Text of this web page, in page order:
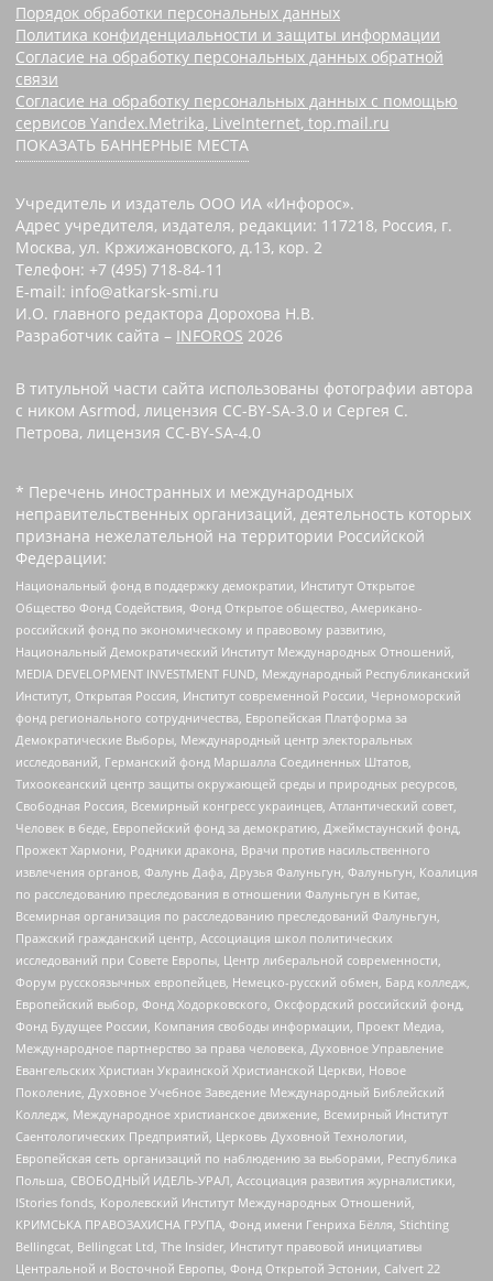
Порядок обработки персональных данных
Политика конфиденциальности и защиты информации
Согласие на обработку персональных данных обратной
связи
Согласие на обработку персональных данных с помощью
сервисов Yandex.Metrika, LiveInternet, top.mail.ru
ПОКАЗАТЬ БАННЕРНЫЕ МЕСТА
Учредитель и издатель ООО ИА «Инфорос».
Адрес учредителя, издателя, редакции: 117218, Россия, г.
Москва, ул. Кржижановского, д.13, кор. 2
Телефон: +7 (495) 718-84-11
E-mail: info@atkarsk-smi.ru
И.О. главного редактора Дорохова Н.В.
Разработчик сайта – INFOROS 2026
В титульной части сайта использованы фотографии автора
с ником Asrmod, лицензия CC-BY-SA-3.0 и Сергея С.
Петрова, лицензия CC-BY-SA-4.0
* Перечень иностранных и международных
неправительственных организаций, деятельность которых
признана нежелательной на территории Российской
Федерации:
Национальный фонд в поддержку демократии, Институт Открытое
Общество Фонд Содействия, Фонд Открытое общество, Американо-
российский фонд по экономическому и правовому развитию,
Национальный Демократический Институт Международных Отношений,
MEDIA DEVELOPMENT INVESTMENT FUND, Международный Республиканский
Институт, Открытая Россия, Институт современной России, Черноморский
фонд регионального сотрудничества, Европейская Платформа за
Демократические Выборы, Международный центр электоральных
исследований, Германский фонд Маршалла Соединенных Штатов,
Тихоокеанский центр защиты окружающей среды и природных ресурсов,
Свободная Россия, Всемирный конгресс украинцев, Атлантический совет,
Человек в беде, Европейский фонд за демократию, Джеймстаунский фонд,
Прожект Хармони, Родники дракона, Врачи против насильственного
извлечения органов, Фалунь Дафа, Друзья Фалуньгун, Фалуньгун, Коалиция
по расследованию преследования в отношении Фалуньгун в Китае,
Всемирная организация по расследованию преследований Фалуньгун,
Пражский гражданский центр, Ассоциация школ политических
исследований при Совете Европы, Центр либеральной современности,
Форум русскоязычных европейцев, Немецко-русский обмен, Бард колледж,
Европейский выбор, Фонд Ходорковского, Оксфордский российский фонд,
Фонд Будущее России, Компания свободы информации, Проект Медиа,
Международное партнерство за права человека, Духовное Управление
Евангельских Христиан Украинской Христианской Церкви, Новое
Поколение, Духовное Учебное Заведение Международный Библейский
Колледж, Международное христианское движение, Всемирный Институт
Саентологических Предприятий, Церковь Духовной Технологии,
Европейская сеть организаций по наблюдению за выборами, Республика
Польша, СВОБОДНЫЙ ИДЕЛЬ-УРАЛ, Ассоциация развития журналистики,
IStories fonds, Королевский Институт Международных Отношений,
КРИМСЬКА ПРАВОЗАХИСНА ГРУПА, Фонд имени Генриха Бёлля, Stichting
Bellingcat, Bellingcat Ltd, The Insider, Институт правовой инициативы
Центральной и Восточной Европы, Фонд Открытой Эстонии, Calvert 22